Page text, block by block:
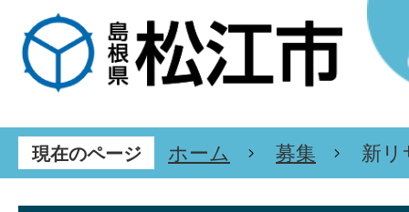
現在のページ ホーム 募集 新リ